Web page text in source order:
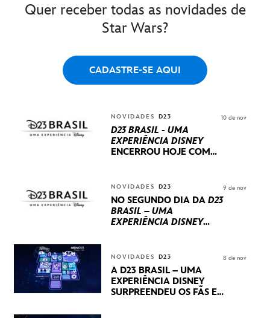
Quer receber todas as novidades de
Star Wars?
CADASTRE-SE AQUI
NOVIDADES D23
D23 BRASIL - UMA
EXPERIÊNCIA DISNEY
ENCERROU HOJE COM
INTERNACIONAIS E
PRODUÇÕES BRASILEIRAS
10 de nov
NOVIDADES D23
NO SEGUNDO DIA DA D23
BRASIL – UMA
EXPERIÊNCIA DISNEY
STUDIOS REVELARAM
PRÉVIAS E NOVIDADES
DOS SEUS PRÓXIMOS
LANÇAMENTOS
9 de nov
NOVIDADES D23
A D23 BRASIL – UMA
EXPERIÊNCIA DISNEY
SURPREENDEU OS FÃS EM
8 de nov